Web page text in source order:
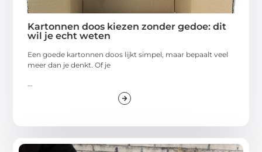
Kartonnen doos kiezen zonder gedoe: dit
wil je echt weten
Een goede kartonnen doos lijkt simpel, maar bepaalt veel
meer dan je denkt. Of je